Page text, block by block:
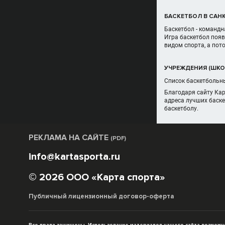
БАСКЕТБОЛ В
Баскетбол -
Игра баскетбол
видом спорта, а
УЧРЕЖДЕНИЯ
Список
Благодаря сайту
адреса лучших
баскетболу.
РЕКЛАМА НА САЙТЕ (PDF)
info@kartasporta.ru
© 2026 ООО «Карта спорта»
Публичный лицензионный договор-оферта